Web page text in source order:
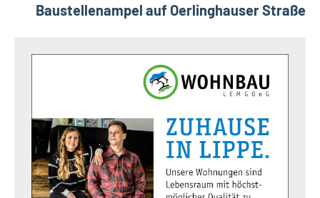
Baustellenampel auf Oerlinghauser Straße